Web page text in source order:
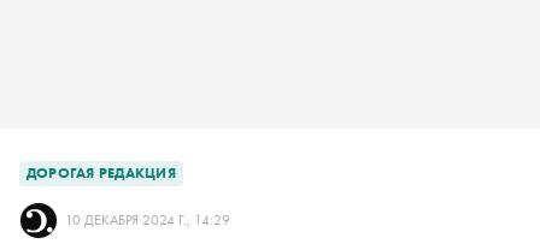
ДОРОГАЯ РЕДАКЦИЯ
10 ДЕКАБРЯ 2024 Г., 14:29